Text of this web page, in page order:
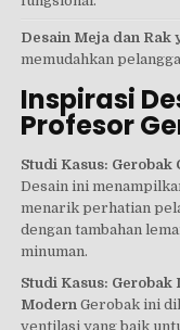
Desain Meja dan Rak
memudahkan
Inspirasi
Profesor
Studi Kasus: Gerobak
Desain ini
menarik perhatian
dengan tambahan
minuman.
Studi Kasus: Gerobak
Modern Gerobak ini
ventilasi yang baik